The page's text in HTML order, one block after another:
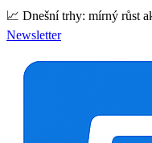
📈 Dnešní trhy: mírný růst
Newsletter